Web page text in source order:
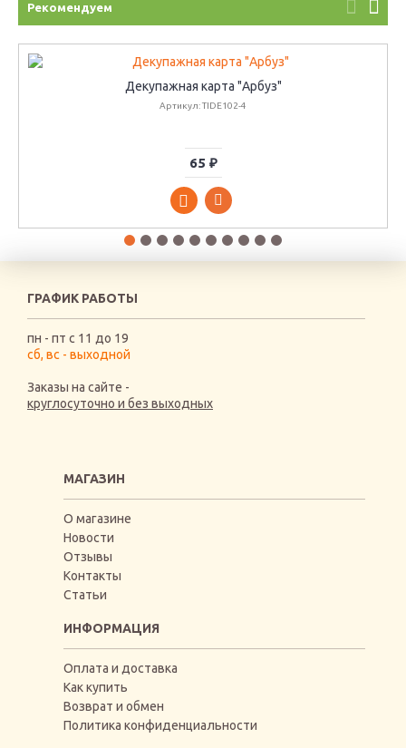
Рекомендуем
Декупажная карта "Арбуз"
Артикул: TIDE102-4
65 ₽
ГРАФИК РАБОТЫ
пн - пт с 11 до 19
сб, вс - выходной
Заказы на сайте -
круглосуточно и без выходных
МАГАЗИН
О магазине
Новости
Отзывы
Контакты
Статьи
ИНФОРМАЦИЯ
Оплата и доставка
Как купить
Возврат и обмен
Политика конфиденциальности